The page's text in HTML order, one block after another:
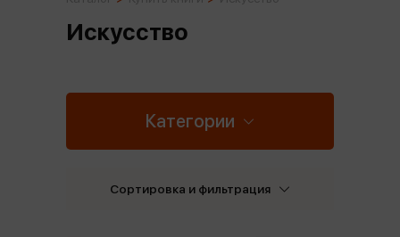
Искусство
Категории
Сортировка и фильтрация